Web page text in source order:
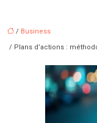
/ Business
/ Plans d’actions :